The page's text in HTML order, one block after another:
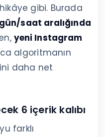
gibi. Burada
saat aralığında
yeni Instagram
algoritmanın
daha net
6 içerik kalıbı
farklı